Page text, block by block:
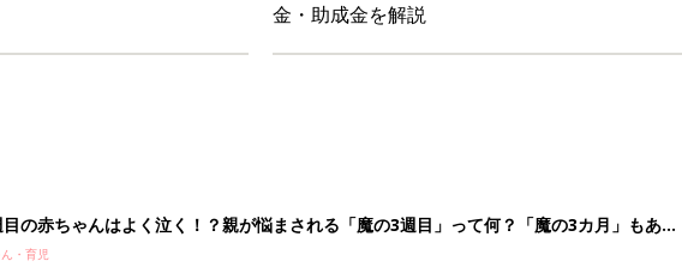
金・助成金を解説
の赤ちゃんはよく泣く！？親が悩まされる「魔の3週目」って何？「魔の3カ月」もある
？【専門家】
・育児